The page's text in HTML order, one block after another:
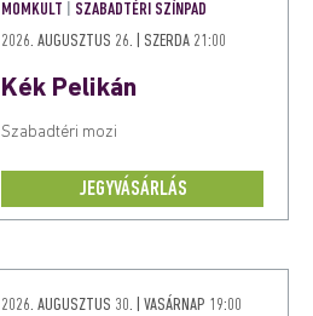
MOMKULT
SZABADTÉRI SZÍNPAD
2026. AUGUSZTUS 26. | SZERDA 21:00
Kék Pelikán
Szabadtéri mozi
JEGYVÁSÁRLÁS
2026. AUGUSZTUS 30. | VASÁRNAP 19:00